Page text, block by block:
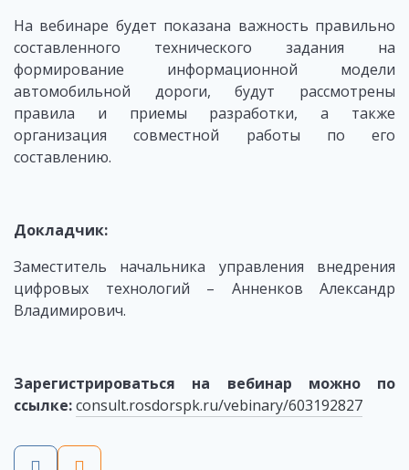
На вебинаре будет показана важность правильно
составленного технического задания на
формирование информационной модели
автомобильной дороги, будут рассмотрены
правила и приемы разработки, а также
организация совместной работы по его
составлению.
Докладчик:
Заместитель начальника управления внедрения
цифровых технологий – Анненков Александр
Владимирович.
Зарегистрироваться на вебинар можно по
ссылке:consult.rosdorspk.ru/vebinary/603192827